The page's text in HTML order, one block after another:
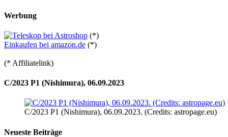
Werbung
(*)
Einkaufen bei amazon.de (*)
(* Affiliatelink)
C/2023 P1 (Nishimura), 06.09.2023
C/2023 P1 (Nishimura), 06.09.2023. (Credits: astropage.eu)
Neueste Beiträge